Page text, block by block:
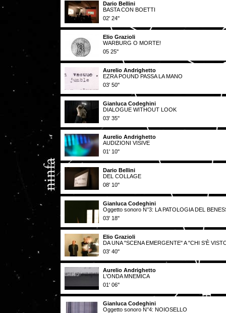
Dario Bellini
BASTA CON BOETTI
02' 24''
Elio Grazioli
WARBURG O MORTE!
05 25''
Aurelio Andrighetto
EZRA POUND PASSA LA MANO
03' 50''
Gianluca Codeghini
DIALOGUE WITHOUT LOOK
03' 35''
Aurelio Andrighetto
AUDIZIONI VISIVE
01' 10''
Dario Bellini
DEL COLLAGE
08' 10''
Gianluca Codeghini
Oggetto sonoro N°3: LA PATOLOGIA DEL
03' 18''
Elio Grazioli
DA UNA "SCENA EMERGENTE" A "CHI S'È
03' 40''
Aurelio Andrighetto
L'ONDA MNEMICA
01' 06''
Gianluca Codeghini
Oggetto sonoro N°4: NOIOSELLO